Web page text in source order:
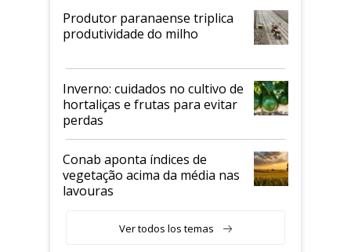
Produtor paranaense triplica
produtividade do milho
Inverno: cuidados no cultivo de
hortaliças e frutas para evitar
perdas
Conab aponta índices de
vegetação acima da média nas
lavouras
Ver todos los temas